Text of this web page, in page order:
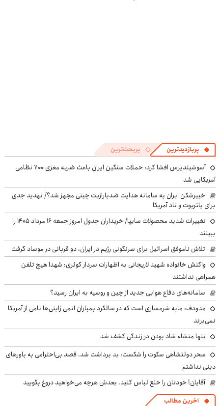
پربازدیدترین پربحث‌ترین
آسوشیتدپرس افشا کرد: حملات سنگین ایران باعث ضربه مغزی ۷۰۰ نظامی
آمریکایی شد
خیبرشکن ایران به سامانه هدایت ضدپارازیت چینی مجهز شد؟/ تهدید جدی
برای پاتریوت و تاد آمریکا
تغییرات شدید محصولات سایپا/ خریداران جدول امروز جمعه ۱۶ مرداد ۱۴۰۵ را
ببینند
تلاش ناموفق اسرائیل برای سرنگونی رژیم در ایران، دو قربانی در موساد گرفت
واکنش خانواده شهید لاریجانی به اظهارات سردار کوثری: شهدا هیچ تلفن
همراهی نداشتند
سامانه‌های دفاع هوایی جدید از چین و روسیه به ایران رسید؟
مدودف: مایه شرمساری است که در سالگرد بمباران اتمی ژاپنی‌ها نامی از آمریکا
نمی‌برند
تنها منشاء شاد بودن در زندگی کشف شد
سحر دولتشاهی سکوت را شکست: بد برداشت شد، قصد بی‌احترامی به باورهای
دینی نداشتم
آقایان! خودتان را خلع لباس کنید، بعدش هرچه می‌خواهید دروغ بگویید
آخرین مطالب